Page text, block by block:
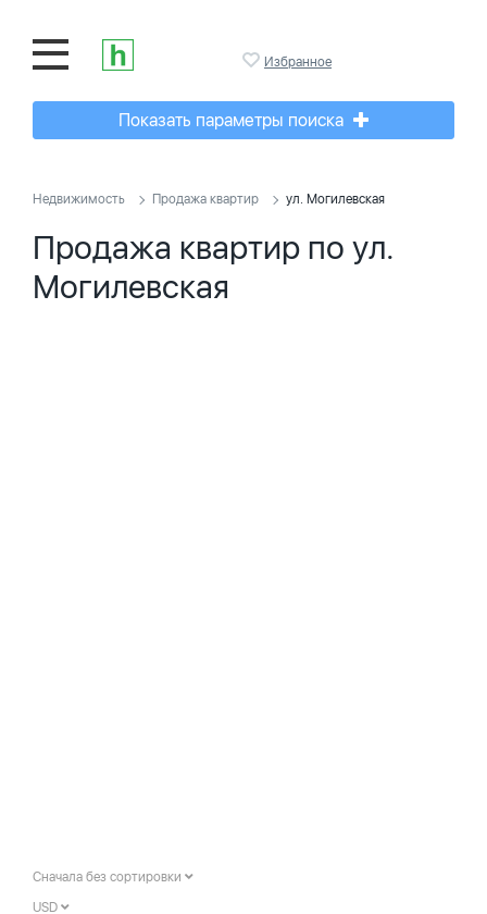
Избранное
Показать параметры поиска
Недвижимость Продажа квартир ул. Могилевская
Продажа квартир по ул.
Могилевская
Сначала без сортировки
USD